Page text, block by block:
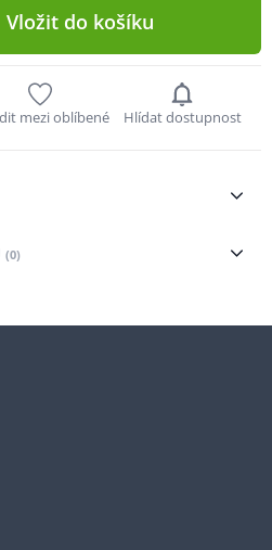
Vložit do košíku
mezi oblíbené Hlídat dostupnost
(0)